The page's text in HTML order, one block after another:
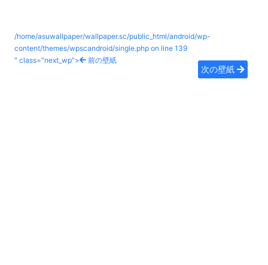
/home/asuwallpaper/wallpaper.sc/public_html/android/wp-
content/themes/wpscandroid/single.php on line 139
" class="next_wp">
前の壁紙
次の壁紙